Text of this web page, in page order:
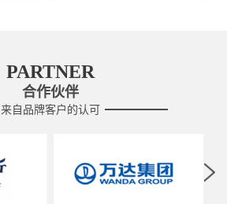
PARTNER
合作伙伴
来自品牌客户的认可